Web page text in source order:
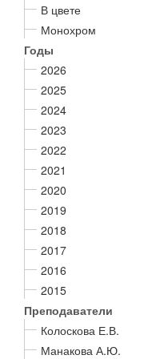
В цвете
Монохром
Годы
2026
2025
2024
2023
2022
2021
2020
2019
2018
2017
2016
2015
Преподаватели
Колоскова Е.В.
Манакова А.Ю.